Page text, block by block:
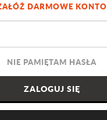
DARMOWE KONTO
NIE PAMIĘTAM HASŁA